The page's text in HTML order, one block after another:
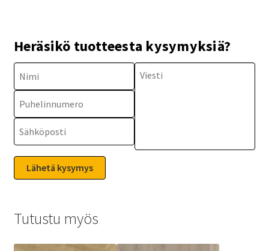
Heräsikö tuotteesta kysymyksiä?
Tutustu myös